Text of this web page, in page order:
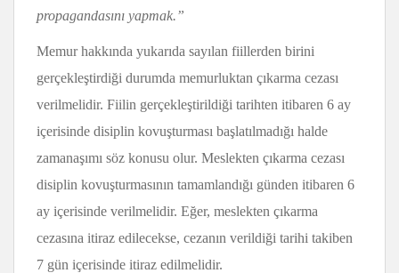
propagandasını yapmak.”
Memur hakkında yukarıda sayılan fiillerden birini
gerçekleştirdiği durumda memurluktan çıkarma cezası
verilmelidir. Fiilin gerçekleştirildiği tarihten itibaren 6 ay
içerisinde disiplin kovuşturması başlatılmadığı halde
zamanaşımı söz konusu olur. Meslekten çıkarma cezası
disiplin kovuşturmasının tamamlandığı günden itibaren 6
ay içerisinde verilmelidir. Eğer, meslekten çıkarma
cezasına itiraz edilecekse, cezanın verildiği tarihi takiben
7 gün içerisinde itiraz edilmelidir.